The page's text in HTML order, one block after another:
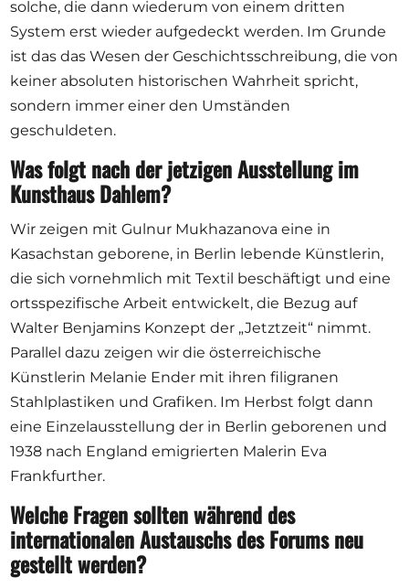
solche, die dann wiederum von einem dritten
System erst wieder aufgedeckt werden. Im Grunde
ist das das Wesen der Geschichtsschreibung, die von
keiner absoluten historischen Wahrheit spricht,
sondern immer einer den Umständen
geschuldeten.
Was folgt nach der jetzigen Ausstellung im
Kunsthaus Dahlem?
Wir zeigen mit Gulnur Mukhazanova eine in
Kasachstan geborene, in Berlin lebende Künstlerin,
die sich vornehmlich mit Textil beschäftigt und eine
ortsspezifische Arbeit entwickelt, die Bezug auf
Walter Benjamins Konzept der „Jetztzeit“ nimmt.
Parallel dazu zeigen wir die österreichische
Künstlerin Melanie Ender mit ihren filigranen
Stahlplastiken und Grafiken. Im Herbst folgt dann
eine Einzelausstellung der in Berlin geborenen und
1938 nach England emigrierten Malerin Eva
Frankfurther.
Welche Fragen sollten während des
internationalen Austauschs des Forums neu
gestellt werden?